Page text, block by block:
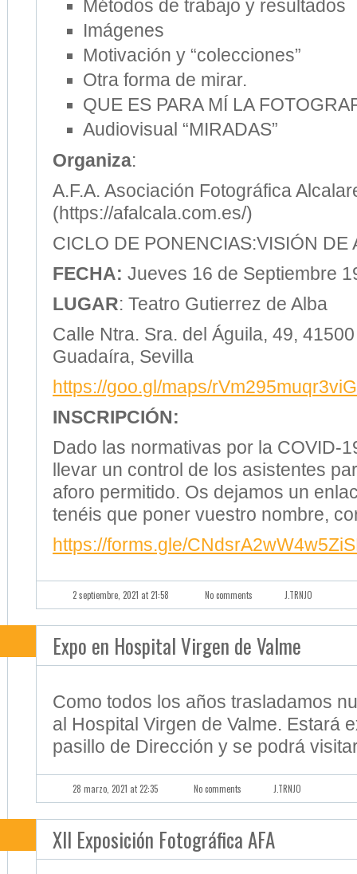
Métodos de trabajo y resultados
Imágenes
Motivación y “colecciones”
Otra forma de mirar.
QUE ES PARA MÍ LA
Audiovisual “MIRADAS”
Organiza:
A.F.A. Asociación Fotográfica
(https://afalcala.com.es/)
CICLO DE PONENCIAS:VISIÓN DE
FECHA: Jueves 16 de Septiembre
LUGAR: Teatro Gutierrez de Alba
Calle Ntra. Sra. del Águila, 49,
Guadaíra, Sevilla
https://goo.gl/maps/
INSCRIPCIÓN:
Dado las normativas por la COVID-
llevar un control de los asistentes
aforo permitido. Os dejamos un
tenéis que poner vuestro nombre,
https://forms.gle/
2 septiembre, 2021 at 21:58 No comments J.TRNJO
Expo en Hospital Virgen de Valme
Como todos los años trasladamos
al Hospital Virgen de Valme. Estará
pasillo de Dirección y se podrá
28 marzo, 2021 at 22:35 No comments J.TRNJO
XII Exposición Fotográfica AFA